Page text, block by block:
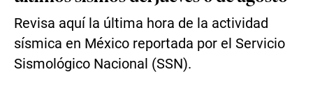
Revisa aquí la última hora de la actividad
sísmica en México reportada por el Servicio
Sismológico Nacional (SSN).